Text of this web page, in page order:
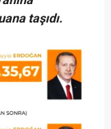
taşıdı.